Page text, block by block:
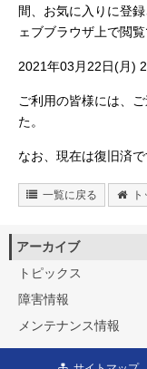
間、お気に入りに登
ェブブラウザ上で閲
2021年03月22日(月)
ご利用の皆様には、
た。
なお、現在は復旧済で
一覧に戻る
アーカイブ
トピックス
障害情報
メンテナンス情報